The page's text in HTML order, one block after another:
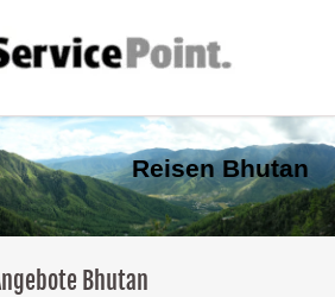
Reisen Bhutan
Bhutan